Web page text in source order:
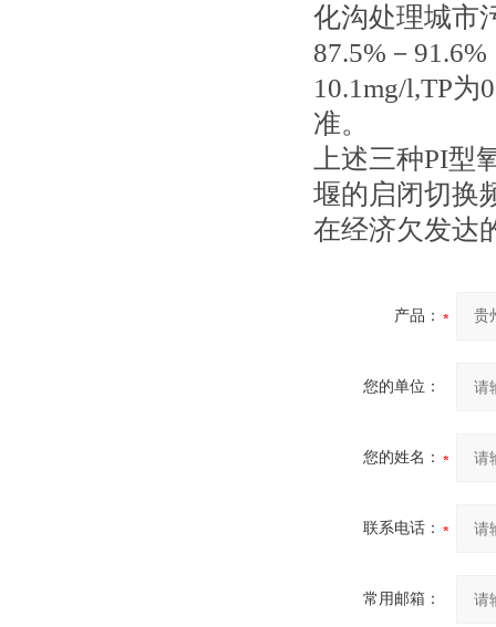
化沟处理城市
87.5%－
10.1mg/l,TP
准。
上述三种PI
堰的启闭切换
在经济欠发达
产品：
您的单位：
您的姓名：
联系电话：
常用邮箱：